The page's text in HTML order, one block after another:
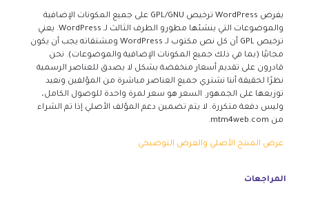
يفرض WordPress ترخيص GPL/GNU على جميع المكونات الإضافية
والموضوعات التي ينشئها مطورو الطرف الثالث لـ WordPress. يعني
ترخيص GPL أن كل نص مكتوب لـ WordPress ومشتقاته يجب أن يكون
مجانيًا (بما في ذلك جميع المكونات الإضافية والموضوعات). نحن
قادرون على تقديم أسعار منخفضة بشكل لا يصدق للعناصر الرسمية
نظرًا لحقيقة أننا نشتري جميع العناصر مباشرة من المؤلفين ونعيد
توزيعها على الجمهور. السعر هو سعر لمرة واحدة للوصول الكامل،
وليس دفعة متكررة. لا يتم تضمين دعم المؤلف الأصلي إذا تم الشراء
من mtm4web.com.
عرض المنتج الأصلي والعرض التوضيحي
المراجعات